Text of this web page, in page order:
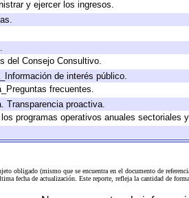
y ejercer los ingresos.
del Consejo Consultivo.
de interés público.
frecuentes.
Transparencia proactiva.
programas operativos anuales sectoriales
obligado (mismo que se encuentra en el documento de
fecha de actualización. Este reporte, refleja la cantidad de